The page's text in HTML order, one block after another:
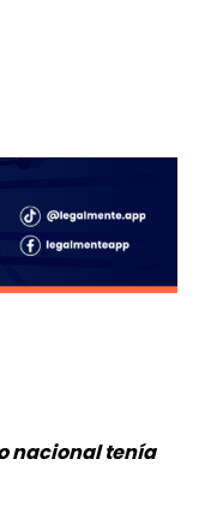
nacional tenía